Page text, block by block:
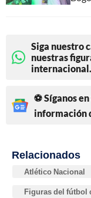
Siga nuestro
nuestras
internacional.
⚽ Síganos
información
Relacionados
Atlético Nacional
Figuras del fútbol